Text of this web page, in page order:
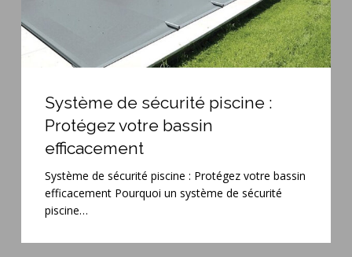
sécurité
piscine
Protégez
votre
bassin
Système de sécurité piscine :
Protégez votre bassin
efficacement
Système de sécurité piscine : Protégez votre bassin
efficacement Pourquoi un système de sécurité
piscine…